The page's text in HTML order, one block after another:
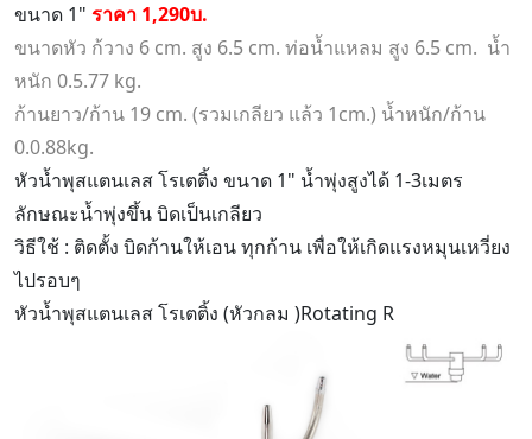
ขนาด 1" ราคา 1,290บ.
ขนาดหัว ก้วาง 6 cm. สูง 6.5 cm. ท่อน้ำแหลม สูง 6.5 cm. น้ำ
หนัก 0.5.77 kg.
ก้านยาว/ก้าน 19 cm. (รวมเกลียว แล้ว 1cm.) น้ำหนัก/ก้าน
0.0.88kg.
หัวน้ำพุสแตนเลส โรเตติ้ง ขนาด 1" น้ำพุ่งสูงได้ 1-3เมตร
ลักษณะน้ำพุ่งขึ้น บิดเป็นเกลียว
วิธีใช้ : ติดตั้ง บิดก้านให้เอน ทุกก้าน เพื่อให้เกิดแรงหมุนเหวี่ยง
ไปรอบๆ
หัวน้ำพุสแตนเลส โรเตติ้ง (หัวกลม )Rotating R